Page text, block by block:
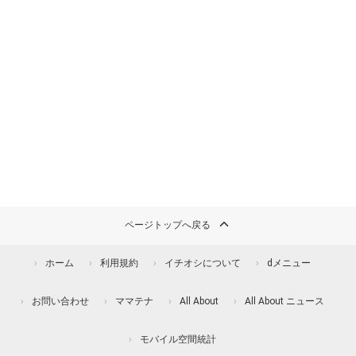
ページトップへ戻る
ホーム 利用規約 イチオシについて dメニュー
お問い合わせ ママテナ All About All About ニュース
モバイル空間統計